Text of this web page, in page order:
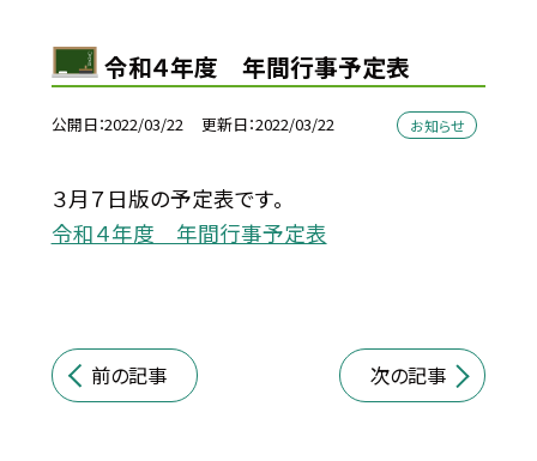
令和４年度 年間行事予定表
公開日 2022/03/22 更新日 2022/03/22 お知らせ
３月７日版の予定表です。
令和４年度 年間行事予定表
前の記事 次の記事